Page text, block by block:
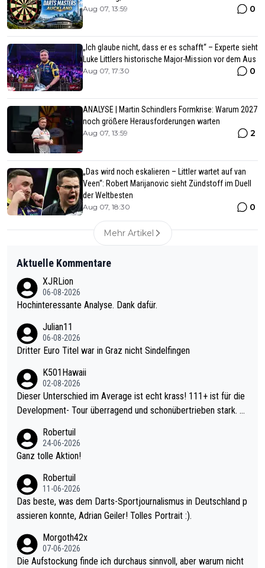
Aug 07, 13:59 0
„Ich glaube nicht, dass er es schafft“ – Experte sieht
Luke Littlers historische Major-Mission vor dem Aus
Aug 07, 17:30 0
ANALYSE | Martin Schindlers Formkrise: Warum 2027
noch größere Herausforderungen warten
Aug 07, 13:59 2
„Das wird noch eskalieren – Littler wartet auf van
Veen“: Robert Marijanovic sieht Zündstoff im Duell
der Weltbesten
Aug 07, 18:30 0
Mehr Artikel
Aktuelle Kommentare
XJRLion
06-08-2026
Hochinteressante Analyse. Dank dafür.
Julian11
06-08-2026
Dritter Euro Titel war in Graz nicht Sindelfingen
K501Hawaii
02-08-2026
Dieser Unterschied im Average ist echt krass! 111+ ist für die
Development- Tour überragend und schonübertrieben stark. U
mal 40+ erst recht. Da gewinnst keinen Blumentopf - ist ja noc
h krasser wie ein Pokalspiel eines Kreisligisten vs einem Bund
Robertuil
24-06-2026
Ganz tolle Aktion!
Robertuil
11-06-2026
Das beste, was dem Darts-Sportjournalismus in Deutschland p
assieren konnte, Adrian Geiler! Tolles Portrait :).
Morgoth42x
07-06-2026
Die Aufstockung finde ich durchaus sinnvoll, aber warum nicht